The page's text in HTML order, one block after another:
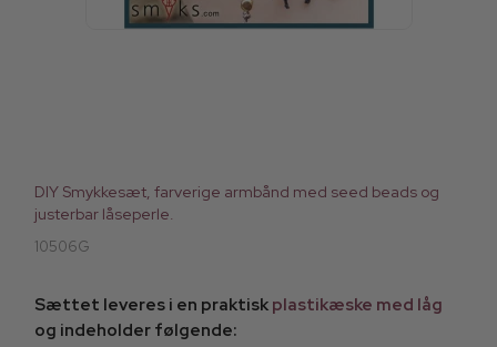
DIY Smykkesæt, farverige armbånd med seed beads og
justerbar låseperle.
10506G
Sættet leveres i en praktisk plastikæske med låg
og indeholder følgende: